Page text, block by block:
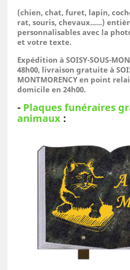
(chien, chat, furet, lapin,
rat, souris, chevaux......)
personnalisables avec la
et votre texte.
Expédition à SOISY-SOUS-
48h00, livraison gratuite à
MONTMORENCY en point
domicile en 24h00.
- Plaques funéraires
animaux :